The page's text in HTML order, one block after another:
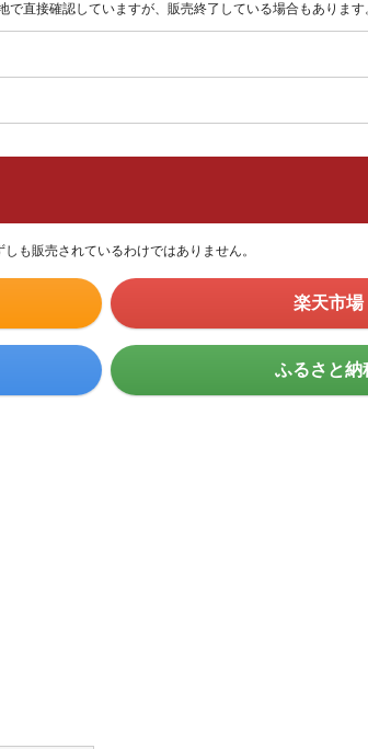
直接確認していますが、販売終了している場合もあります
も販売されているわけではありません。
楽天市場
ふるさと納